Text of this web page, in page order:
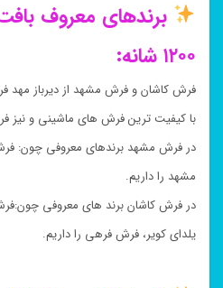
برندهای معروف
۱۲۰۰ شانه:
فرش کاشان و فرش مشهد از دیرباز مهد
با کیفیت ترین فرش های ماشینی و نیز
در فرش مشهد برندهای معروفی چون:
مشهد را داریم.
در فرش کاشان برند های معروفی
یلدای کویر، فرش فرهی را داریم.